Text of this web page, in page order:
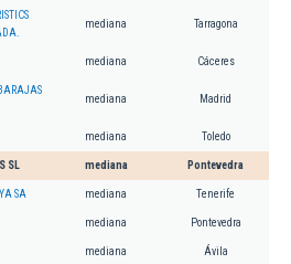
mediana Tarragona
mediana Cáceres
mediana Madrid
mediana Toledo
SL mediana Pontevedra
SA mediana Tenerife
mediana Pontevedra
mediana Ávila